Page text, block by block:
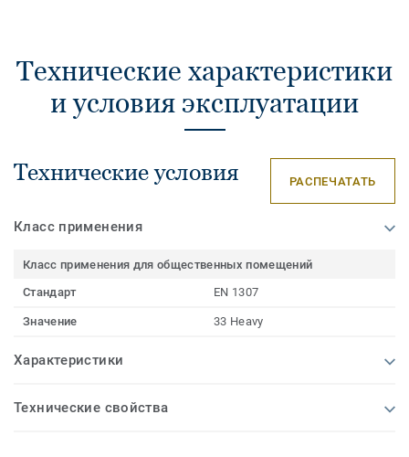
Технические характеристики
и условия эксплуатации
Технические условия РАСПЕЧАТАТЬ
Класс применения
Класс применения для общественных помещений
Стандарт
EN 1307
Значение 33 Heavy
Характеристики
Технические свойства